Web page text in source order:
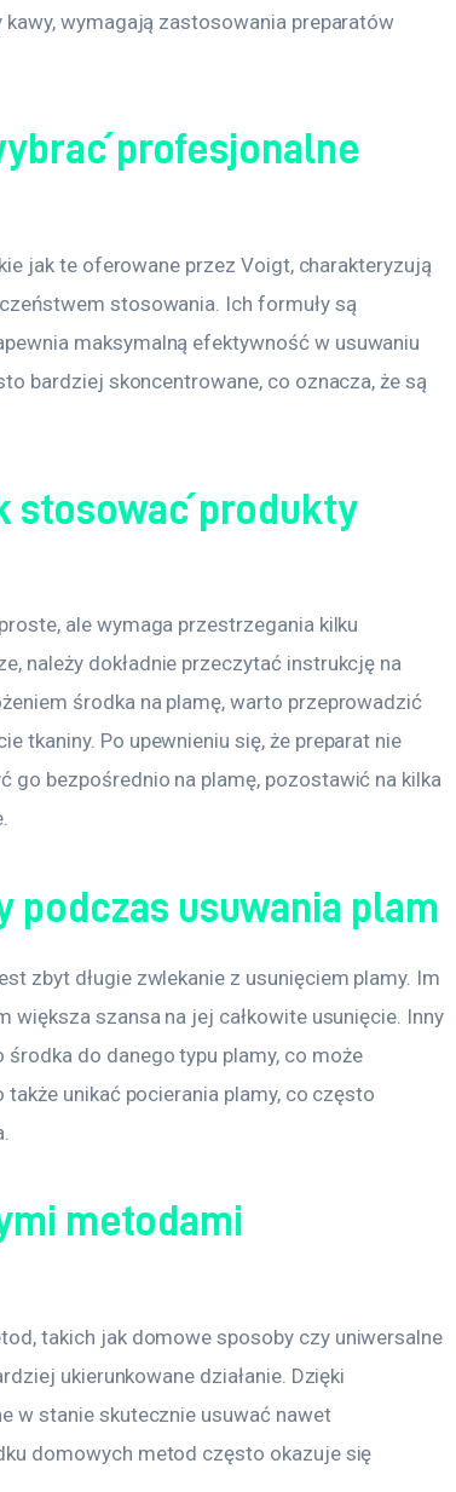
wymagają zastosowania preparatów
profesjonalne
jak te oferowane przez Voigt, charakteryzują
stosowania. Ich formuły są
maksymalną efektywność w usuwaniu
bardziej skoncentrowane, co oznacza, że są
stosować produkty
ale wymaga przestrzegania kilku
należy dokładnie przeczytać instrukcję na
środka na plamę, warto przeprowadzić
tkaniny. Po upewnieniu się, że preparat nie
go bezpośrednio na plamę, pozostawić na kilka
podczas usuwania plam
zbyt długie zwlekanie z usunięciem plamy. Im
większa szansa na jej całkowite usunięcie. Inny
środka do danego typu plamy, co może
unikać pocierania plamy, co często
metodami
takich jak domowe sposoby czy uniwersalne
ukierunkowane działanie. Dzięki
w stanie skutecznie usuwać nawet
domowych metod często okazuje się